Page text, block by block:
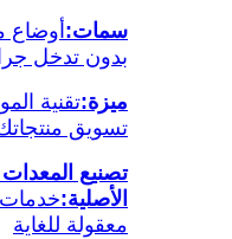
سمات: أوضاع
بدون تدخل
ميزة:تقنية
تسويق
تصنيع
الأصلية:خدمات
معقولة للغاية